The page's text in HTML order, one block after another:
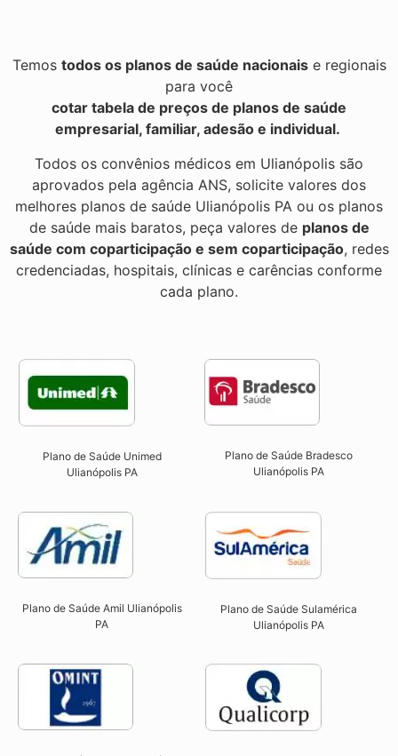
Temos todos os planos de saúde nacionaise regionais
para você
cotar tabela de preços de planos de saúde
empresarial, familiar, adesão e individual.
Todos os convênios médicos em Ulianópolis são
aprovados pela agência ANS, solicite valores dos
melhores planos de saúde Ulianópolis PA ou os planos
de saúde mais baratos, peça valores de planos de
saúde com coparticipação e sem coparticipação, redes
credenciadas, hospitais, clínicas e carências conforme
cada plano.
Plano de Saúde Unimed
Ulianópolis PA
Plano de Saúde Bradesco
Ulianópolis PA
Plano de Saúde Amil Ulianópolis
PA
Plano de Saúde Sulamérica
Ulianópolis PA